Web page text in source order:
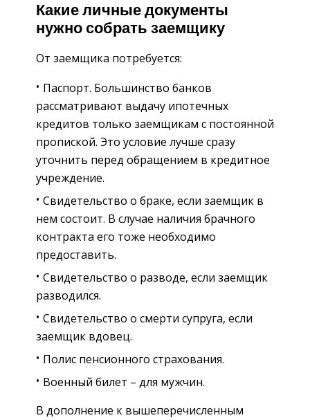
Какие личные документы
нужно собрать заемщику
От заемщика потребуется:
Паспорт. Большинство банков
рассматривают выдачу ипотечных
кредитов только заемщикам с постоянной
пропиской. Это условие лучше сразу
уточнить перед обращением в кредитное
учреждение.
Свидетельство о браке, если заемщик в
нем состоит. В случае наличия брачного
контракта его тоже необходимо
предоставить.
Свидетельство о разводе, если заемщик
разводился.
Свидетельство о смерти супруга, если
заемщик вдовец.
Полис пенсионного страхования.
Военный билет – для мужчин.
В дополнение к вышеперечисленным